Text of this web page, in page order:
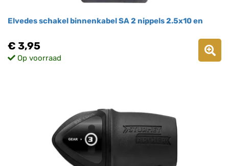
Elvedes schakel binnenkabel SA 2 nippels 2.5x10 en
€ 3,95
Op voorraad